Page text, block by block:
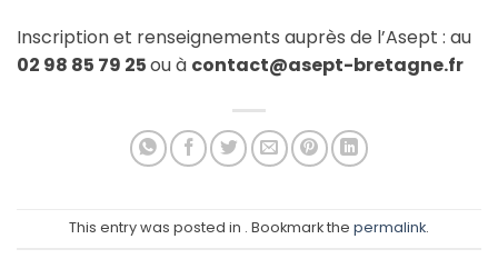
Inscription et renseignements auprès de l’Asept : au
02 98 85 79 25ou à contact@asept-bretagne.fr
This entry was posted in . Bookmark the permalink.